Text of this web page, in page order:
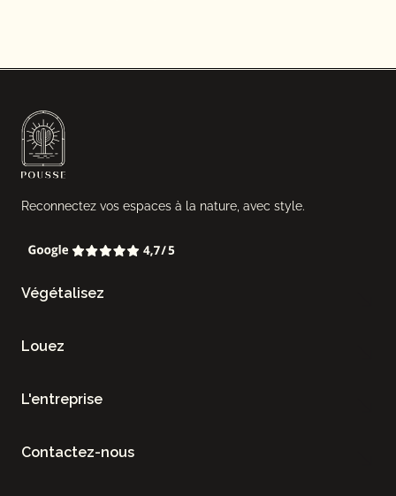
Reconnectez vos espaces à la nature, avec style.
Végétalisez
Louez
L'entreprise
Contactez-nous